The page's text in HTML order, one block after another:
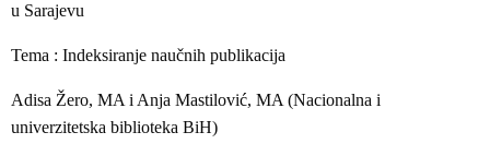
u Sarajevu
Tema : Indeksiranje naučnih publikacija
Adisa Žero, MA i Anja Mastilović, MA (Nacionalna i
univerzitetska biblioteka BiH)